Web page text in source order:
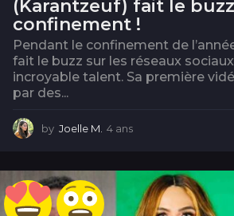
(Karantzeuf) fait le
confinement !
Pendant le confinement de
fait le buzz sur les réseaux
incroyable talent. Sa première
par des...
by Joelle M. 4 ans
s